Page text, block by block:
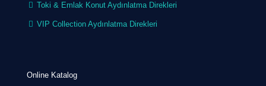
Toki & Emlak Konut Aydınlatma Direkleri
VIP Collection Aydınlatma Direkleri
Online Katalog